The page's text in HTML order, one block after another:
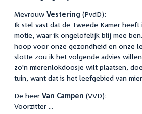
Mevrouw Vestering (PvdD):
Ik stel vast dat de Tweede Kamer
motie, waar ik ongelofelijk blij mee
hoop voor onze gezondheid en onze
slotte zou ik het volgende advies
zo'n mierenlokdoosje wilt plaatsen,
tuin, want dat is het leefgebied van
De heer Van Campen (VVD):
Voorzitter ...